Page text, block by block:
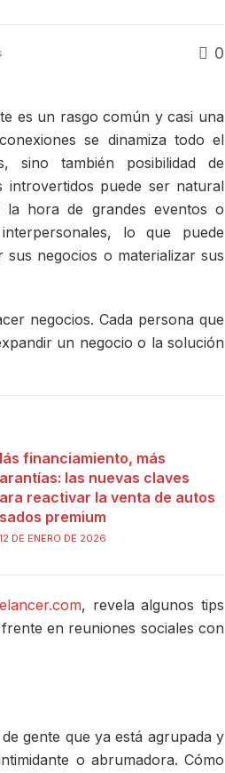
0
es un rasgo común y casi una
se dinamiza todo el
sino también posibilidad de
introvertidos puede ser natural
hora de grandes eventos o
lo que puede
negocios o materializar sus
negocios. Cada persona que
un negocio o la solución
financiamiento, más
las nuevas claves
reactivar la venta de autos
premium
12 DE ENERO DE 2026
, revela algunos tips
en reuniones sociales con
gente que ya está agrupada y
o abrumadora. Cómo